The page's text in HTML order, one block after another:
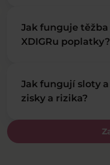
Jak funguje
XDIGRu poplatky?
Jak fungují sloty
zisky a rizika?